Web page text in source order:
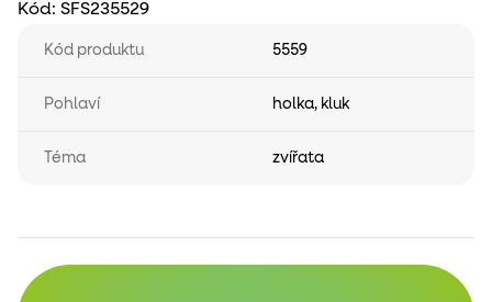
Kód: SFS235529
Kód produktu 5559
Pohlaví holka, kluk
Téma zvířata